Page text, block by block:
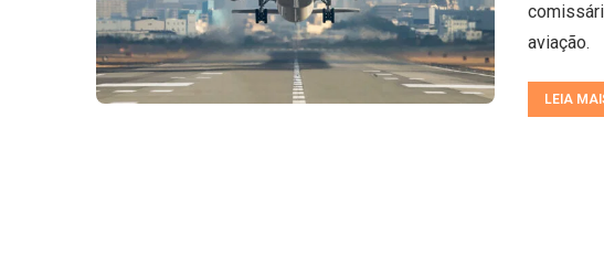
aviação.
LEIA